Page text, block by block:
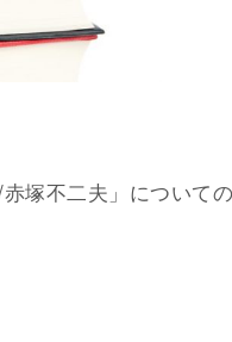
塚不二夫」について